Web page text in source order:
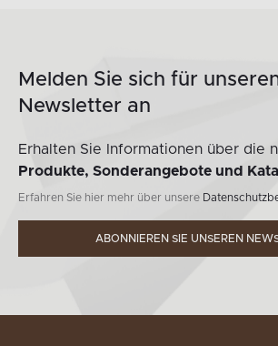
Melden Sie sich für
Newsletter an
Erhalten Sie Informationen über die
Produkte, Sonderangebote und
Erfahren Sie hier mehr über unsere
ABONNIEREN SIE UNSEREN